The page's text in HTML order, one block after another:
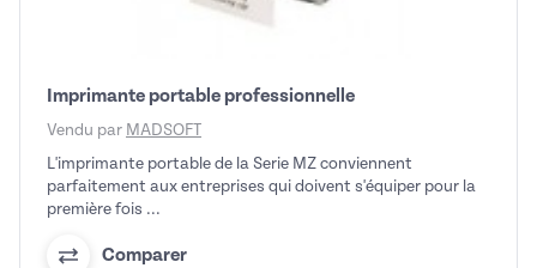
Imprimante portable professionnelle
Vendu par MADSOFT
L'imprimante portable de la Serie MZ conviennent
parfaitement aux entreprises qui doivent s'équiper pour la
première fois ...
Comparer